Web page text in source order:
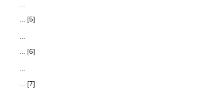
... [5]
... [6]
... [7]